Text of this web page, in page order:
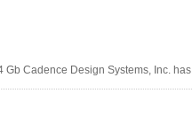
Cadence Design Systems, Inc. has